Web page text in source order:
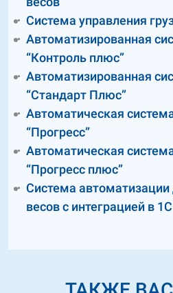
Система управления
Автоматизированная
“Контроль плюс”
Автоматизированная
“Стандарт Плюс”
Автоматическая
“Прогресс”
Автоматическая
“Прогресс плюс”
Система
весов с интеграцией в 1С